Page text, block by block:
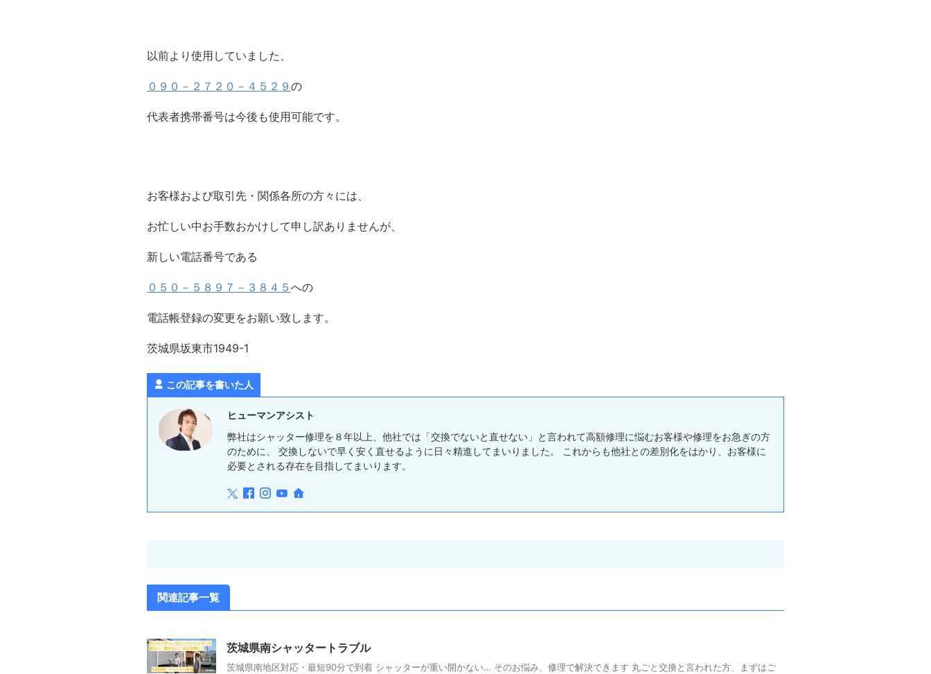
以前より使用していました、
０９０－２７２０－４５２９ の
代表者携帯番号は今後も使用可能です。
お客様および取引先・関係各所の方々には、
お忙しい中お手数おかけして申し訳ありませんが、
新しい電話番号である
０５０－５８９７－３８４５ への
電話帳登録の変更をお願い致します。
茨城県坂東市1949-1
この記事を書いた人
ヒューマンアシスト
弊社はシャッター修理を８年以上、他社では「交換でないと直せない」と言われて高額修理に悩むお客様や修理をお急ぎの方
のために、 交換しないで早く安く直せるように日々精進してまいりました。 これからも他社との差別化をはかり、お客様に
必要とされる存在を目指してまいります。
関連記事一覧
茨城県南シャッタートラブル
茨城県南地区対応・最短90分で到着 シャッターが重い開かない… そのお悩み、修理で解決できます 丸ごと交換と言われた方、まずはご